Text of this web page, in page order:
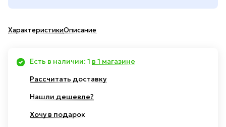
ХарактеристикиОписание
Есть в наличии: 1 в 1 магазине
Рассчитать доставку
Нашли дешевле?
Хочу в подарок